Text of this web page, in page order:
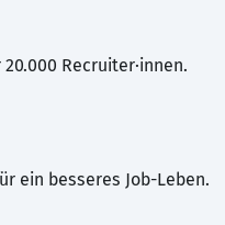
Recruiter·innen.
ein besseres Job-Leben.